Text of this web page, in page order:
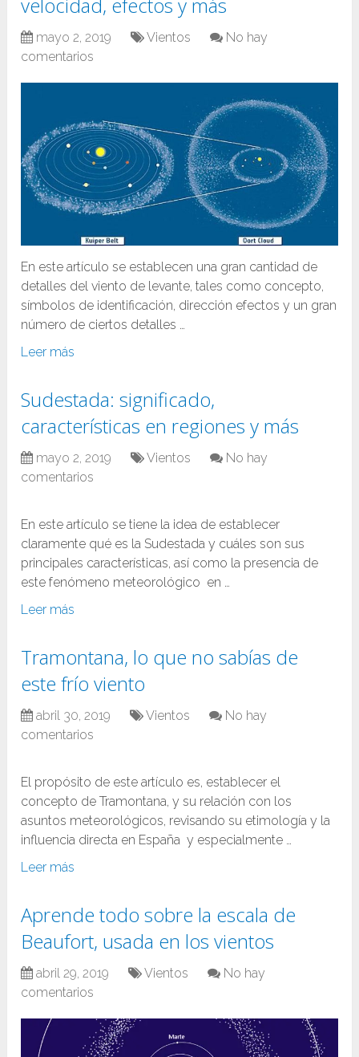
mayo 2, 2019 Vientos
No hay
comentarios
En este artículo se establecen una gran cantidad de
detalles del viento de levante, tales como concepto,
símbolos de identificación, dirección efectos y un gran
número de ciertos detalles …
Leer más
Sudestada: significado,
características en regiones y más
mayo 2, 2019 Vientos
No hay
comentarios
En este artículo se tiene la idea de establecer
claramente qué es la Sudestada y cuáles son sus
principales características, así como la presencia de
este fenómeno meteorológico en …
Leer más
Tramontana, lo que no sabías de
este frío viento
abril 30, 2019 Vientos
No hay
comentarios
El propósito de este artículo es, establecer el
concepto de Tramontana, y su relación con los
asuntos meteorológicos, revisando su etimología y la
influencia directa en España y especialmente …
Leer más
Aprende todo sobre la escala de
Beaufort, usada en los vientos
abril 29, 2019 Vientos
No hay
comentarios